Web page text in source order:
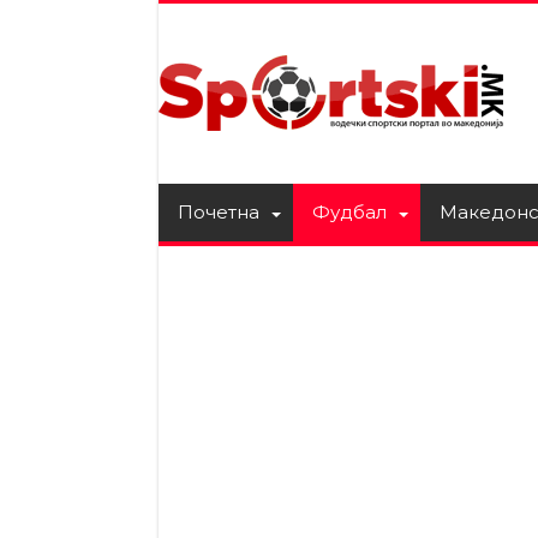
Почетна Фудбал